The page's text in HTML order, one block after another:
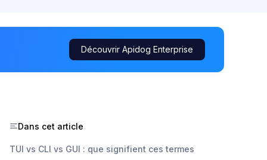
Découvrir Apidog Enterprise
Dans cet article
TUI vs CLI vs GUI : que signifient ces termes